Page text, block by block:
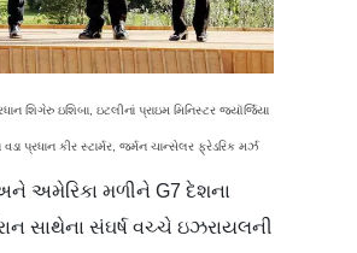
શિગેરુ ઇશિબા, ઇટલીનાં પ્રાઇમ મિનિસ્ટર જ્યૉર્જિયા
પ્રધાન કીર સ્ટાર્મર, જર્મન ચાન્સેલર ફ્રેડરિક મર્ઝ
અમેરિકા મળીને G7 દેશના
સાથેના સંઘર્ષ વચ્ચે ઇઝરાયલની